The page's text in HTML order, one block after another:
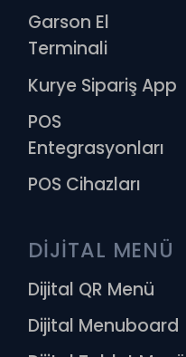
Garson El
Terminali
Kurye Sipariş App
POS
Entegrasyonları
POS Cihazları
DİJİTAL MENÜ
Dijital QR Menü
Dijital Menuboard